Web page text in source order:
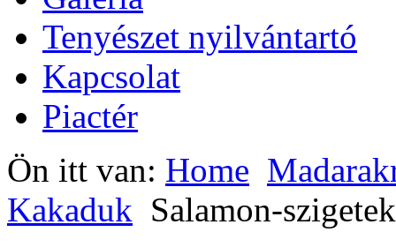
Tenyészet nyilvántartó
Kapcsolat
Piactér
Ön itt van: Home
Kakaduk Salamon-